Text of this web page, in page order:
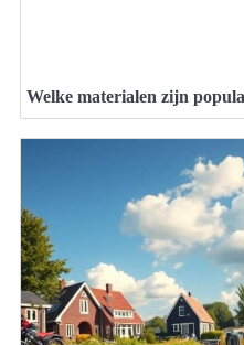
Welke materialen zijn